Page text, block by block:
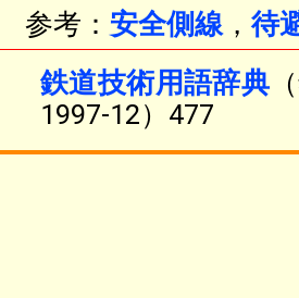
参考： 安全側線， 待
鉄道技術用語辞典
1997-12）477